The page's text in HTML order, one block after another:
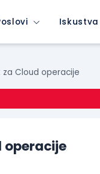
Iskustva
za Cloud operacije
operacije